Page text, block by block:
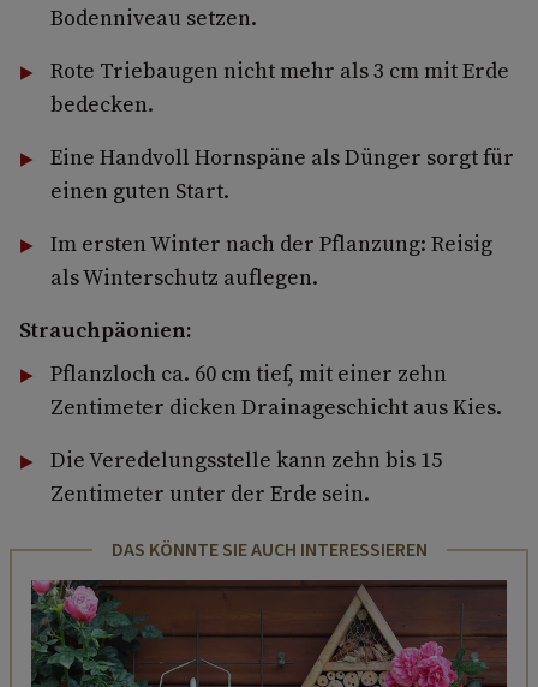
Bodenniveau setzen.
Rote Triebaugen nicht mehr als 3 cm mit Erde
bedecken.
Eine Handvoll Hornspäne als Dünger sorgt für
einen guten Start.
Im ersten Winter nach der Pflanzung: Reisig
als Winterschutz auflegen.
Strauchpäonien:
Pflanzloch ca. 60 cm tief, mit einer zehn
Zentimeter dicken Drainageschicht aus Kies.
Die Veredelungsstelle kann zehn bis 15
Zentimeter unter der Erde sein.
DAS KÖNNTE SIE AUCH INTERESSIEREN